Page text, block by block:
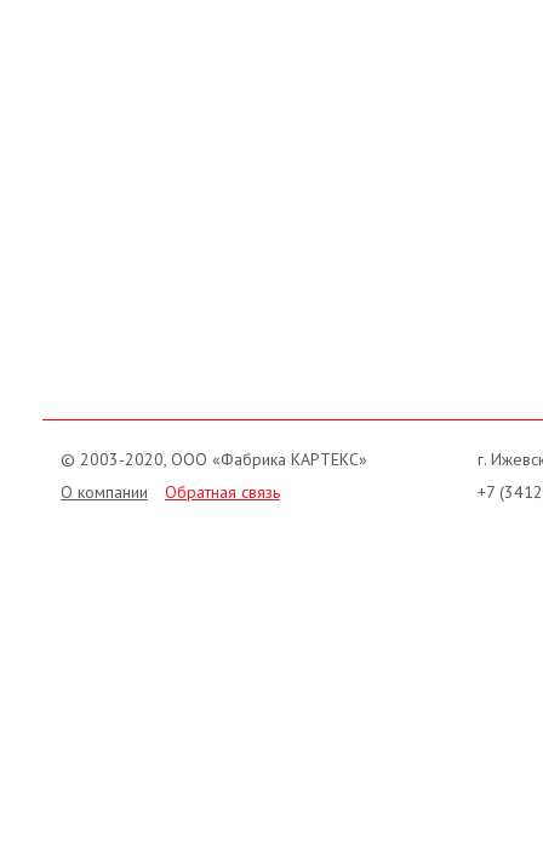
© 2003-2020, ООО «Фабрика КАРТЕКС»
О компании
Обратная связь
г.
+7